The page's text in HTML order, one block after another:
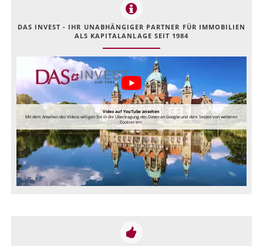
DAS INVEST - IHR UNABHÄNGIGER PARTNER FÜR IMMOBILIEN
ALS KAPITALANLAGE SEIT 1984
Video auf YouTube ansehen
Mit dem Ansehen des Videos willigen Sie in die Übertragung der Daten an Google und dem Setzen von weiteren
Cookies ein.